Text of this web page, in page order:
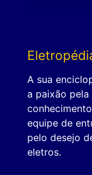
A sua
a paixão
equipe de
pelo desejo
eletros.